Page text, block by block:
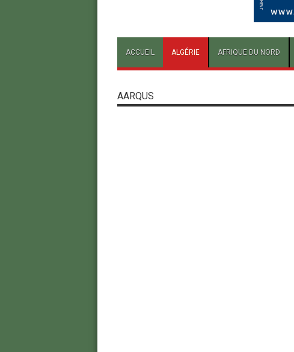
ACCUEIL ALGÉRIE AFRIQUE DU NORD
AARQUS